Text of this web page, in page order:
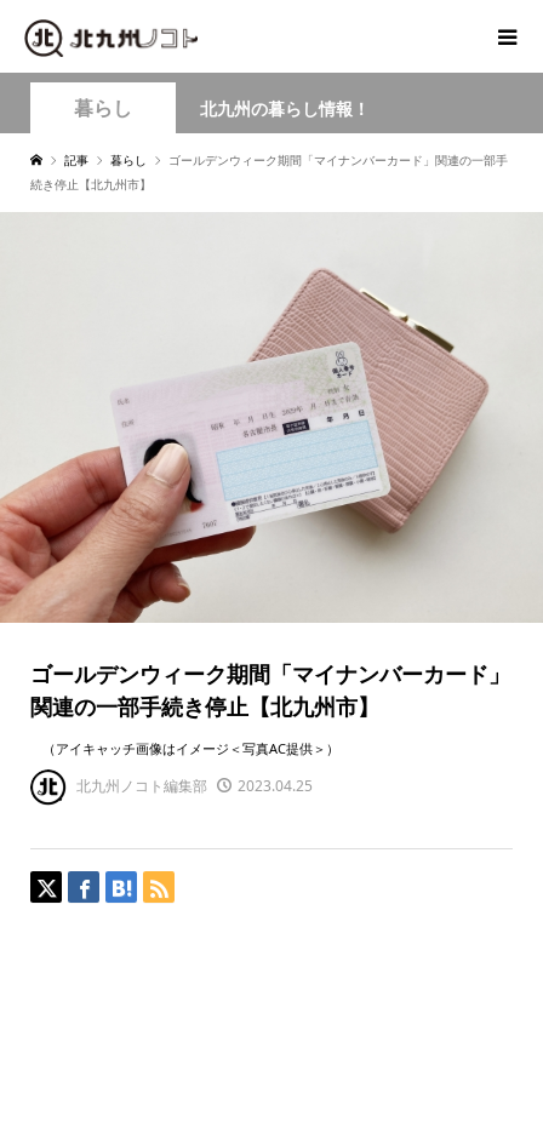
暮らし 北九州の暮らし情報！
記事 暮らし
ゴールデンウィーク期間「マイナンバーカード」関連の一部手
続き停止【北九州市】
ゴールデンウィーク期間「マイナンバーカード」
関連の一部手続き停止【北九州市】
（アイキャッチ画像はイメージ＜写真AC提供＞）
北九州ノコト編集部 2023.04.25